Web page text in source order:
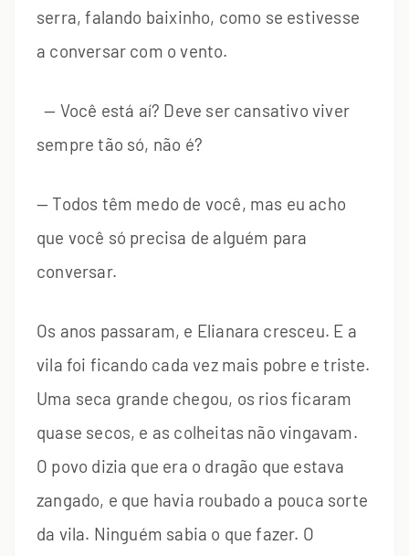
serra, falando baixinho, como se estivesse
a conversar com o vento.
— Você está aí? Deve ser cansativo viver
sempre tão só, não é?
— Todos têm medo de você, mas eu acho
que você só precisa de alguém para
conversar.
Os anos passaram, e Elianara cresceu. E a
vila foi ficando cada vez mais pobre e triste.
Uma seca grande chegou, os rios ficaram
quase secos, e as colheitas não vingavam.
O povo dizia que era o dragão que estava
zangado, e que havia roubado a pouca sorte
da vila. Ninguém sabia o que fazer. O